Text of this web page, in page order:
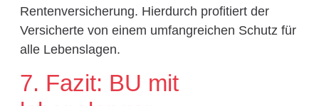
Rentenversicherung. Hierdurch profitiert der
Versicherte von einem umfangreichen Schutz für
alle Lebenslagen.
7. Fazit: BU mit